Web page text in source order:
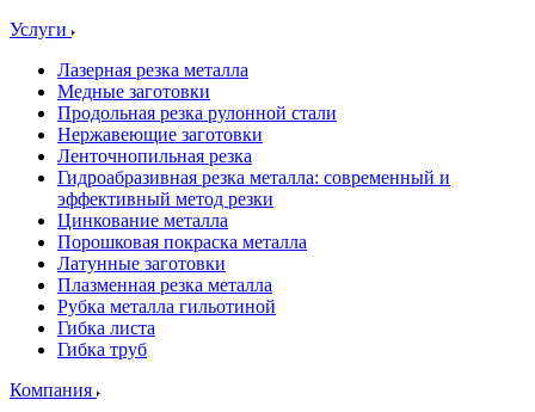
Услуги
Лазерная резка металла
Медные заготовки
Продольная резка рулонной стали
Нержавеющие заготовки
Ленточнопильная резка
Гидроабразивная резка металла: современный и
эффективный метод резки
Цинкование металла
Порошковая покраска металла
Латунные заготовки
Плазменная резка металла
Рубка металла гильотиной
Гибка листа
Гибка труб
Компания